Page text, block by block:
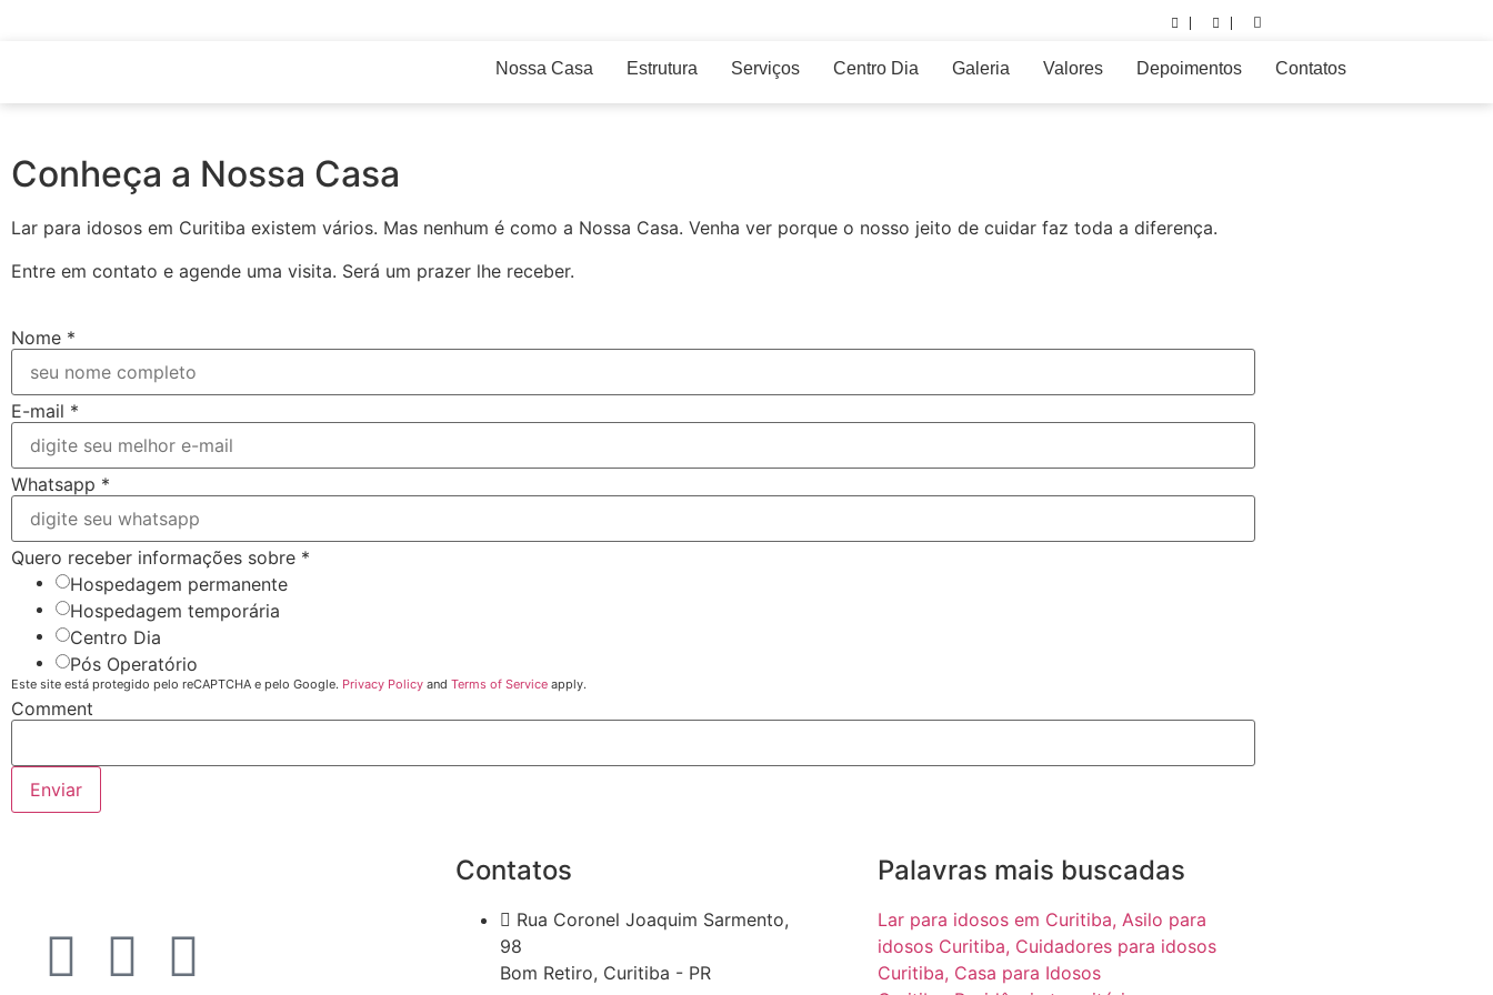
Nossa Casa Estrutura Serviços Centro Dia Galeria Valores Depoimentos Contatos
Conheça a Nossa Casa
Lar para idosos em Curitiba existem vários. Mas nenhum é como a Nossa Casa. Venha ver porque o nosso jeito de cuidar faz toda a diferença.
Entre em contato e agende uma visita. Será um prazer lhe receber.
Nome *
E-mail *
Whatsapp *
Quero receber informações sobre *
Hospedagem permanente
Hospedagem temporária
Centro Dia
Pós Operatório
Este site está protegido pelo reCAPTCHA e pelo Google. Privacy Policy and Terms of Service apply.
Comment
Enviar
Contatos
Rua Coronel Joaquim Sarmento,
98
Bom Retiro, Curitiba - PR
Palavras mais buscadas
Lar para idosos em Curitiba, Asilo para
idosos Curitiba, Cuidadores para idosos
Curitiba, Casa para Idosos